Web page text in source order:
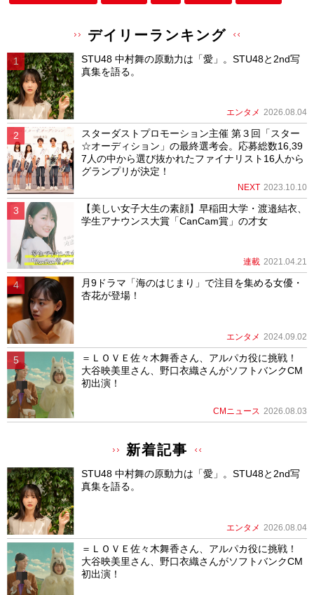
デイリーランキング
STU48 中村舞の原動力は「愛」。STU48と2nd写
真集を語る。
エンタメ 2026.08.04
スターダストプロモーション主催 第３回「スター
☆オーディション」の最終選考会。応募総数16,39
7人の中から選び抜かれたファイナリスト16人から
グランプリが決定！
NEXT 2023.10.10
【美しい女子大生の素顔】早稲田大学・渡邉結衣、
学生アナウンス大賞「CanCam賞」の才女
連載 2021.04.21
月9ドラマ「海のはじまり」で注目を集める女優・
杏花が登場！
エンタメ 2024.09.02
＝ＬＯＶＥ佐々木舞香さん、アルパカ役に挑戦！
大谷映美里さん、野口衣織さんがソフトバンクCM
初出演！
CMニュース 2026.08.03
新着記事
STU48 中村舞の原動力は「愛」。STU48と2nd写
真集を語る。
エンタメ 2026.08.04
＝ＬＯＶＥ佐々木舞香さん、アルパカ役に挑戦！
大谷映美里さん、野口衣織さんがソフトバンクCM
初出演！